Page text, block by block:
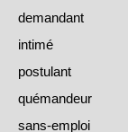
demandant
intimé
postulant
quémandeur
sans-emploi